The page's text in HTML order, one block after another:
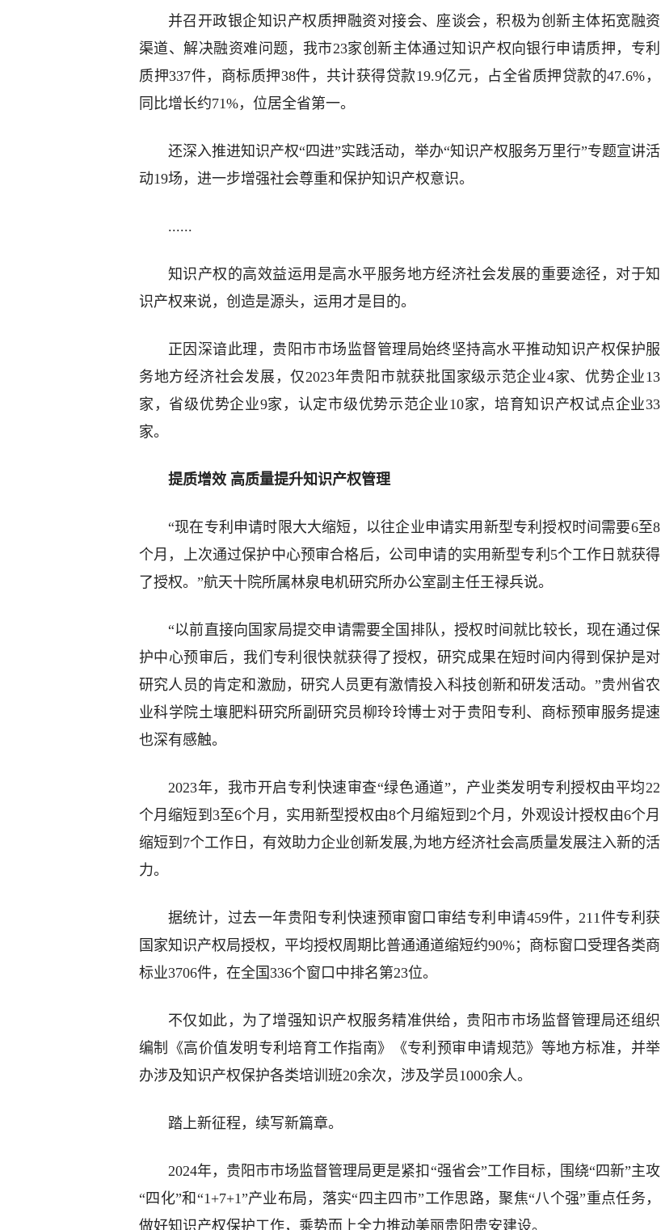
并召开政银企知识产权质押融资对接会、座谈会，积极为创新主体拓宽融资
渠道、解决融资难问题，我市23家创新主体通过知识产权向银行申请质押，专利
质押337件，商标质押38件，共计获得贷款19.9亿元，占全省质押贷款的47.6%，
同比增长约71%，位居全省第一。
还深入推进知识产权“四进”实践活动，举办“知识产权服务万里行”专题宣讲活
动19场，进一步增强社会尊重和保护知识产权意识。
......
知识产权的高效益运用是高水平服务地方经济社会发展的重要途径，对于知
识产权来说，创造是源头，运用才是目的。
正因深谙此理，贵阳市市场监督管理局始终坚持高水平推动知识产权保护服
务地方经济社会发展，仅2023年贵阳市就获批国家级示范企业4家、优势企业13
家，省级优势企业9家，认定市级优势示范企业10家，培育知识产权试点企业33
家。
提质增效 高质量提升知识产权管理
“现在专利申请时限大大缩短，以往企业申请实用新型专利授权时间需要6至8
个月，上次通过保护中心预审合格后，公司申请的实用新型专利5个工作日就获得
了授权。”航天十院所属林泉电机研究所办公室副主任王禄兵说。
“以前直接向国家局提交申请需要全国排队，授权时间就比较长，现在通过保
护中心预审后，我们专利很快就获得了授权，研究成果在短时间内得到保护是对
研究人员的肯定和激励，研究人员更有激情投入科技创新和研发活动。”贵州省农
业科学院土壤肥料研究所副研究员柳玲玲博士对于贵阳专利、商标预审服务提速
也深有感触。
2023年，我市开启专利快速审查“绿色通道”，产业类发明专利授权由平均22
个月缩短到3至6个月，实用新型授权由8个月缩短到2个月，外观设计授权由6个月
缩短到7个工作日，有效助力企业创新发展,为地方经济社会高质量发展注入新的活
力。
据统计，过去一年贵阳专利快速预审窗口审结专利申请459件，211件专利获
国家知识产权局授权，平均授权周期比普通通道缩短约90%；商标窗口受理各类商
标业3706件，在全国336个窗口中排名第23位。
不仅如此，为了增强知识产权服务精准供给，贵阳市市场监督管理局还组织
编制《高价值发明专利培育工作指南》《专利预审申请规范》等地方标准，并举
办涉及知识产权保护各类培训班20余次，涉及学员1000余人。
踏上新征程，续写新篇章。
2024年，贵阳市市场监督管理局更是紧扣“强省会”工作目标，围绕“四新”主攻
“四化”和“1+7+1”产业布局，落实“四主四市”工作思路，聚焦“八个强”重点任务，
做好知识产权保护工作，乘势而上全力推动美丽贵阳贵安建设。